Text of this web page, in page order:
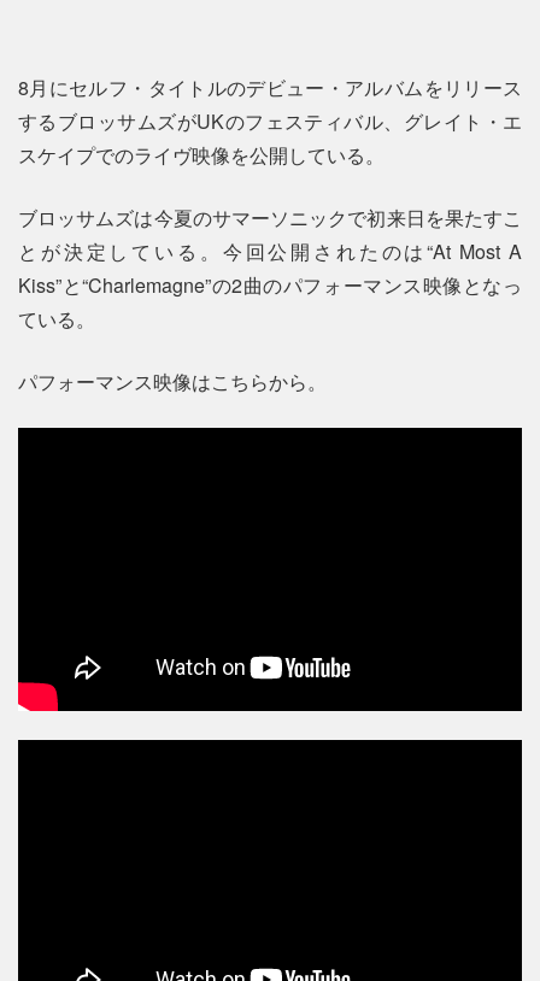
8月にセルフ・タイトルのデビュー・アルバムをリリース
するブロッサムズがUKのフェスティバル、グレイト・エ
スケイプでのライヴ映像を公開している。
ブロッサムズは今夏のサマーソニックで初来日を果たすこ
とが決定している。今回公開されたのは“At Most A
Kiss”と“Charlemagne”の2曲のパフォーマンス映像となっ
ている。
パフォーマンス映像はこちらから。